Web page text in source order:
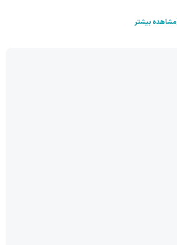
مشاهده بیشتر